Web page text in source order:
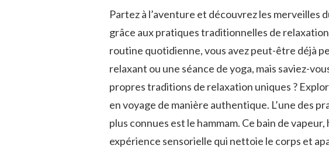
Partez ‍à l’aventure⁢ et‌ découvrez les merveilles
grâce aux ​pratiques traditionnelles de
routine quotidienne, vous avez peut-être déjà​
relaxant ​ou une séance⁣ de⁤ yoga, mais ⁤saviez-
propres traditions de relaxation⁤ uniques ?
en voyage de manière ‌authentique. L’une des
plus connues est le ​hammam. Ce bain de
expérience sensorielle qui nettoie le ⁤corps et